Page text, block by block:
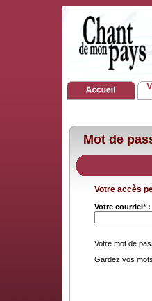
Mot de
Votre accès
Votre courriel* :
Votre mot de
Gardez vos